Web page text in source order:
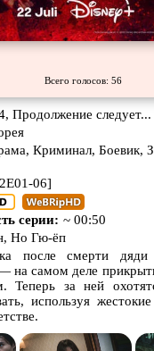
Всего голосов: 56
Продолжение следует...
Криминал, Боевик,
06]
серии: ~ 00:50
Но Гю-ёп
после смерти дяди
на самом деле
Теперь за ней
используя